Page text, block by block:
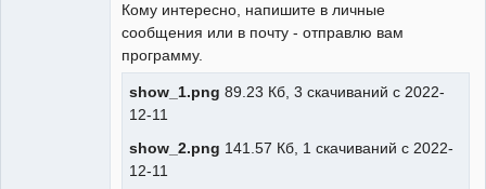
Кому интересно, напишите в личные
сообщения или в почту - отправлю вам
программу.
show_1.png 89.23 Кб, 3 скачиваний с 2022-
12-11
show_2.png 141.57 Кб, 1 скачиваний с 2022-
12-11